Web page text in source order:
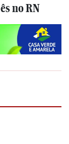
no RN